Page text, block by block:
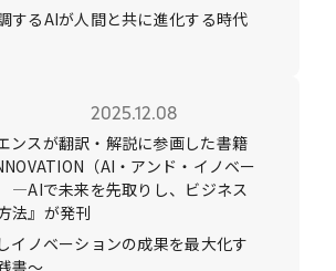
するAIが人間と共に進化する時代
ンスが翻訳・解説に参画した書籍
（AI・アンド・イノベー
で未来を先取りし、ビジネス
法』が発刊
イノベーションの成果を最大化す
書〜
2025.12.08